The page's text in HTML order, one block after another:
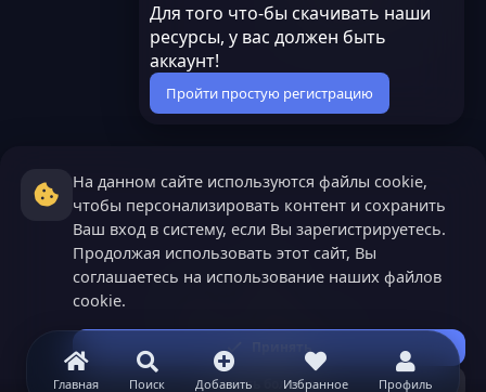
Главная Поиск Добавить Избранное Профиль
Для того что-бы скачивать наши
ресурсы, у вас должен быть
аккаунт!
Пройти простую регистрацию
На данном сайте используются файлы cookie,
чтобы персонализировать контент и сохранить
Ваш вход в систему, если Вы зарегистрируетесь.
Продолжая использовать этот сайт, Вы
соглашаетесь на использование наших файлов
cookie.
Принять
Узнать больше...